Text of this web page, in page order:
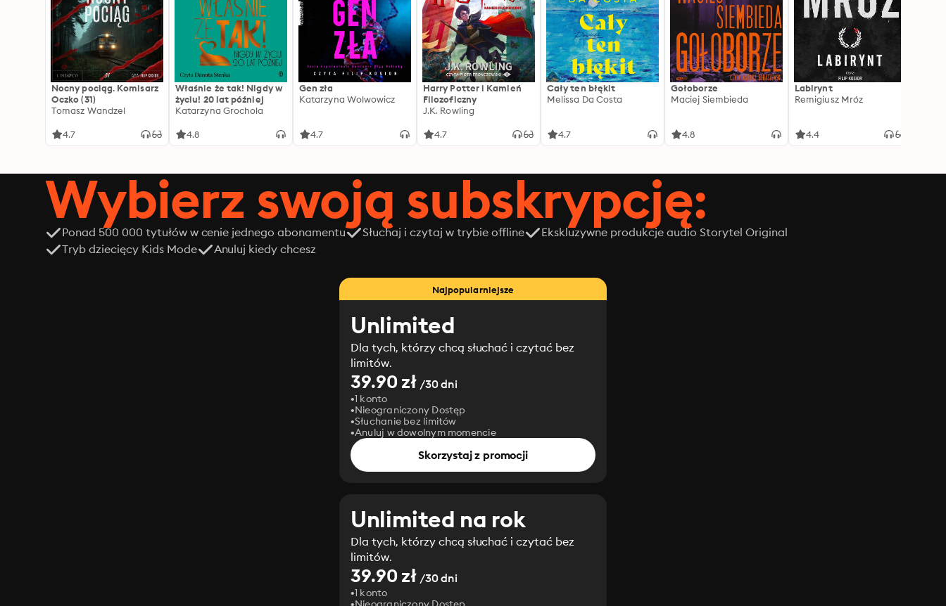
Nocny pociąg. Komisarz
Oczko (31)
Tomasz Wandzel
4.7
Właśnie że tak! Nigdy w
życiu! 20 lat później
Katarzyna Grochola
4.8
Gen zła
Katarzyna Wolwowicz
4.7
Harry Potter i Kamień
Filozoficzny
J.K. Rowling
4.7
Cały ten błękit
Melissa Da Costa
4.7
Gołoborze
Maciej Siembieda
4.8
Labirynt
Remigiusz Mróz
4.4
Wybierz swoją subskrypcję:
Ponad 500 000 tytułów w cenie jednego abonamentu Słuchaj i czytaj w trybie offline
Ekskluzywne produkcje audio Storytel Original
Tryb dziecięcy Kids Mode
Anuluj kiedy chcesz
Najpopularniejsze
Unlimited
Dla tych, którzy chcą słuchać i czytać bez
limitów.
39.90 zł/30 dni
1 konto
Nieograniczony Dostęp
Słuchanie bez limitów
Anuluj w dowolnym momencie
Skorzystaj z promocji
Unlimited na rok
Dla tych, którzy chcą słuchać i czytać bez
limitów.
39.90 zł/30 dni
1 konto